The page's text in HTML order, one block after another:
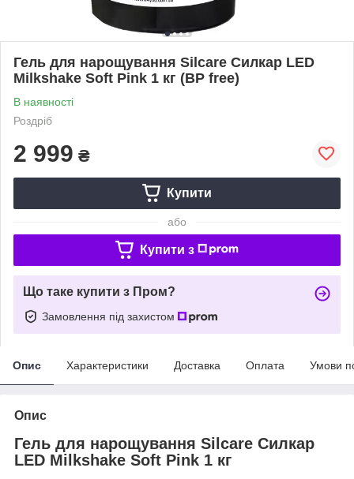
Гель для нарощування Silcare Силкар LED
Milkshake Soft Pink 1 кг (BP free)
В наявності
Роздріб
2 999 ₴
Купити
або
Купити з
Що таке купити з Пром?
Замовлення під захистом
Опис Характеристики Доставка Оплата Умови
Опис
Гель для нарощування Silcare Силкар
LED Milkshake Soft Pink 1 кг